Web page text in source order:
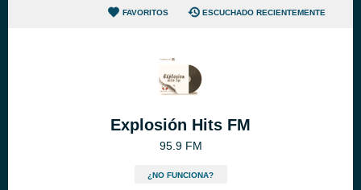
FAVORITOS ESCUCHADO RECIENTEMENTE
Explosión Hits FM
95.9 FM
¿NO FUNCIONA?